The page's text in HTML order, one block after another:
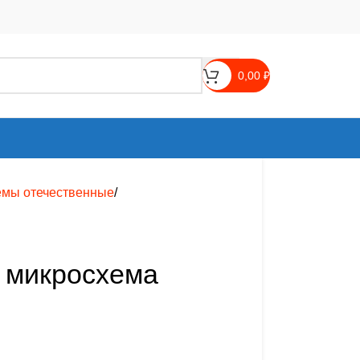
0,00 ₽
отечественные